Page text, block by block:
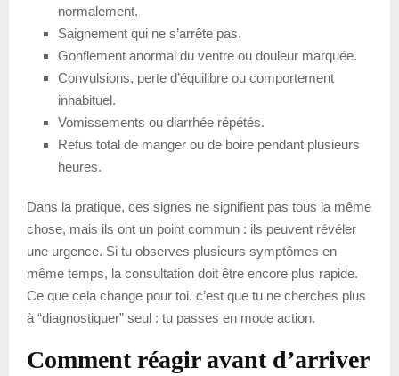
normalement.
Saignement qui ne s’arrête pas.
Gonflement anormal du ventre ou douleur marquée.
Convulsions, perte d’équilibre ou comportement
inhabituel.
Vomissements ou diarrhée répétés.
Refus total de manger ou de boire pendant plusieurs
heures.
Dans la pratique, ces signes ne signifient pas tous la même
chose, mais ils ont un point commun : ils peuvent révéler
une urgence. Si tu observes plusieurs symptômes en
même temps, la consultation doit être encore plus rapide.
Ce que cela change pour toi, c’est que tu ne cherches plus
à “diagnostiquer” seul : tu passes en mode action.
Comment réagir avant d’arriver